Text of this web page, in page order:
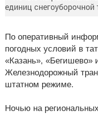
По оперативный
погодных условий в
«Казань», «Бегишево»
Железнодорожный
штатном режиме.
Ночью на